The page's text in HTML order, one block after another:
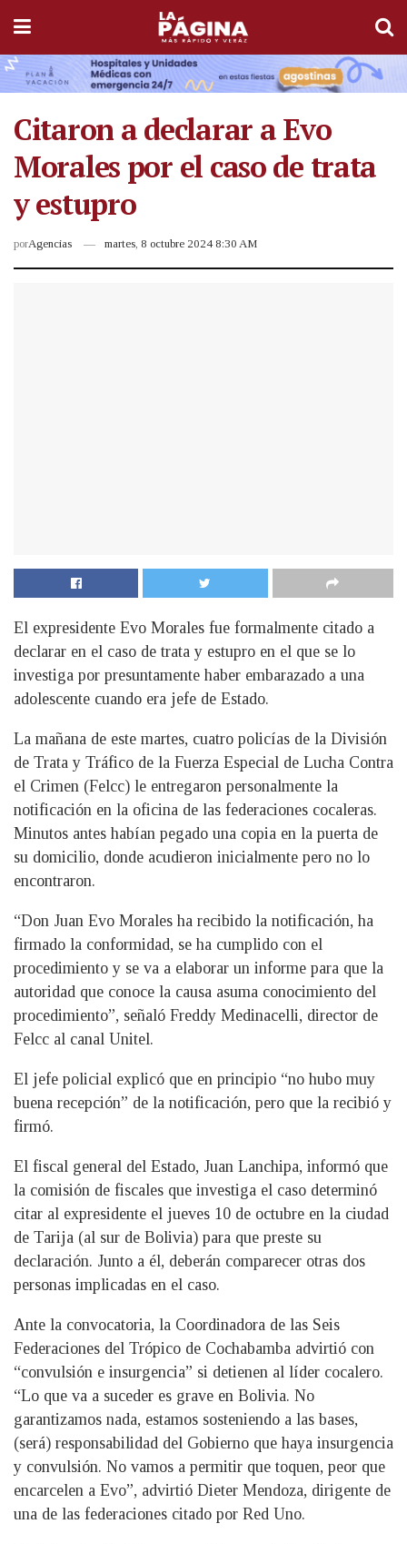
Citaron a declarar a Evo
Morales por el caso de trata
y estupro
porAgencias martes, 8 octubre 2024 8:30 AM
El expresidente Evo Morales fue formalmente citado a
declarar en el caso de trata y estupro en el que se lo
investiga por presuntamente haber embarazado a una
adolescente cuando era jefe de Estado.
La mañana de este martes, cuatro policías de la División
de Trata y Tráfico de la Fuerza Especial de Lucha Contra
el Crimen (Felcc) le entregaron personalmente la
notificación en la oficina de las federaciones cocaleras.
Minutos antes habían pegado una copia en la puerta de
su domicilio, donde acudieron inicialmente pero no lo
encontraron.
“Don Juan Evo Morales ha recibido la notificación, ha
firmado la conformidad, se ha cumplido con el
procedimiento y se va a elaborar un informe para que la
autoridad que conoce la causa asuma conocimiento del
procedimiento”, señaló Freddy Medinacelli, director de
Felcc al canal Unitel.
El jefe policial explicó que en principio “no hubo muy
buena recepción” de la notificación, pero que la recibió y
firmó.
El fiscal general del Estado, Juan Lanchipa, informó que
la comisión de fiscales que investiga el caso determinó
citar al expresidente el jueves 10 de octubre en la ciudad
de Tarija (al sur de Bolivia) para que preste su
declaración. Junto a él, deberán comparecer otras dos
personas implicadas en el caso.
Ante la convocatoria, la Coordinadora de las Seis
Federaciones del Trópico de Cochabamba advirtió con
“convulsión e insurgencia” si detienen al líder cocalero.
“Lo que va a suceder es grave en Bolivia. No
garantizamos nada, estamos sosteniendo a las bases,
(será) responsabilidad del Gobierno que haya insurgencia
y convulsión. No vamos a permitir que toquen, peor que
encarcelen a Evo”, advirtió Dieter Mendoza, dirigente de
una de las federaciones citado por Red Uno.